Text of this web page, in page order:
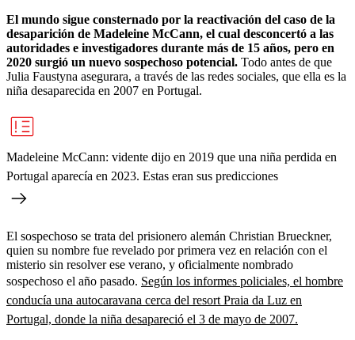
El mundo sigue consternado por la reactivación del caso de la
desaparición de Madeleine McCann, el cual desconcertó a las
autoridades e investigadores durante más de 15 años, pero en
2020 surgió un nuevo sospechoso potencial. Todo antes de que
Julia Faustyna asegurara, a través de las redes sociales, que ella es la
niña desaparecida en 2007 en Portugal.
Madeleine McCann: vidente dijo en 2019 que una niña perdida en
Portugal aparecía en 2023. Estas eran sus predicciones
El sospechoso se trata del prisionero alemán Christian Brueckner,
quien su nombre fue revelado por primera vez en relación con el
misterio sin resolver ese verano, y oficialmente nombrado
sospechoso el año pasado. Según los informes policiales, el hombre
conducía una autocaravana cerca del resort Praia da Luz en
Portugal, donde la niña desapareció el 3 de mayo de 2007.